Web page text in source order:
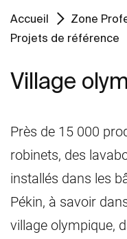
Accueil
Zone
Projets de référence
Village
Près de 15 000
robinets, des
installés dans les
Pékin, à savoir
village olympique,